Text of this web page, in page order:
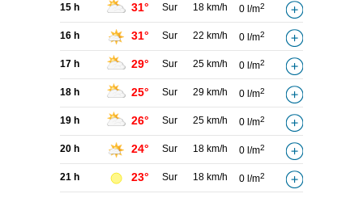
15 h 31° Sur 18 km/h 0 l/m2
16 h 31° Sur 22 km/h 0 l/m2
17 h 29° Sur 25 km/h 0 l/m2
18 h 25° Sur 29 km/h 0 l/m2
19 h 26° Sur 25 km/h 0 l/m2
20 h 24° Sur 18 km/h 0 l/m2
21 h 23° Sur 18 km/h 0 l/m2